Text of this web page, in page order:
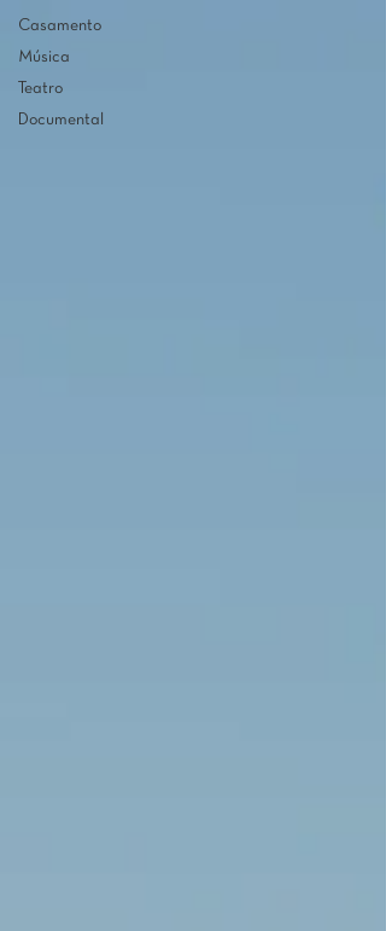
Casamento
Música
Teatro
Documental